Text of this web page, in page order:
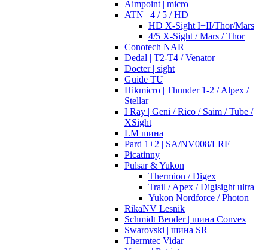
Aimpoint | micro
ATN | 4 / 5 / HD
HD X-Sight I+II/Thor/Mars
4/5 X-Sight / Mars / Thor
Conotech NAR
Dedal | T2-T4 / Venator
Docter | sight
Guide TU
Hikmicro | Thunder 1-2 / Alpex /
Stellar
I Ray | Geni / Rico / Saim / Tube /
XSight
LM шина
Pard 1+2 | SA/NV008/LRF
Picatinny
Pulsar & Yukon
Thermion / Digex
Trail / Apex / Digisight ultra
Yukon Nordforce / Photon
RikaNV Lesnik
Schmidt Bender | шина Convex
Swarovski | шина SR
Thermtec Vidar